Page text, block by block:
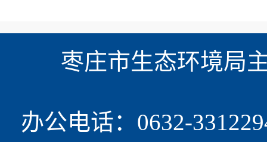
枣庄市生态环境局
办公电话：0632-